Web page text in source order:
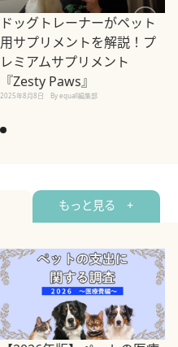
ドッグトレーナーがペット
用サプリメントを解説！プ
レミアムサプリメント
『Zesty Paws』
2025年8月8日 By equall編集部
もっと見る +